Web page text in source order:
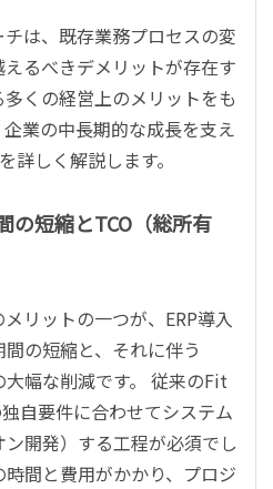
は、既存業務プロセスの変
るべきデメリットが存在す
くの経営上のメリットをも
業の中長期的な成長を支え
詳しく解説します。
の短縮とTCO（総所有
リットの一つが、ERP導入
の短縮と、それに伴う
幅な削減です。 従来のFit
自要件に合わせてシステム
開発）する工程が必須でし
間と費用がかかり、プロジ